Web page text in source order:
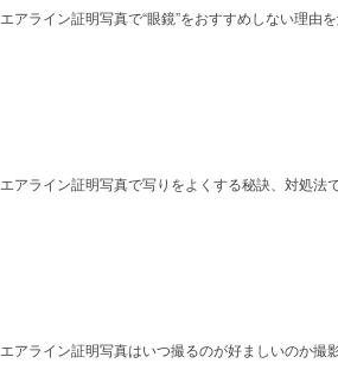
エアライン証明写真で“眼鏡”をおすすめしない理由
エアライン証明写真で写りをよくする秘訣、対処法
エアライン証明写真はいつ撮るのが好ましいのか撮